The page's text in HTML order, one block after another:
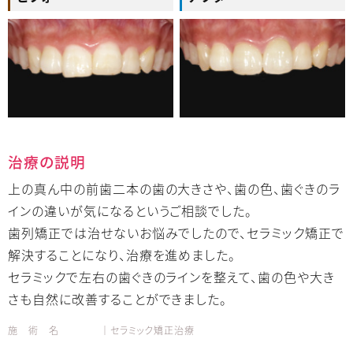
治療の説明
上の真ん中の前歯二本の歯の大きさや、歯の色、歯ぐきのラ
インの違いが気になるというご相談でした。
歯列矯正では治せないお悩みでしたので、セラミック矯正で
解決することになり、治療を進めました。
セラミックで左右の歯ぐきのラインを整えて、歯の色や大き
さも自然に改善することができました。
施 術 名 │セラミック矯正治療